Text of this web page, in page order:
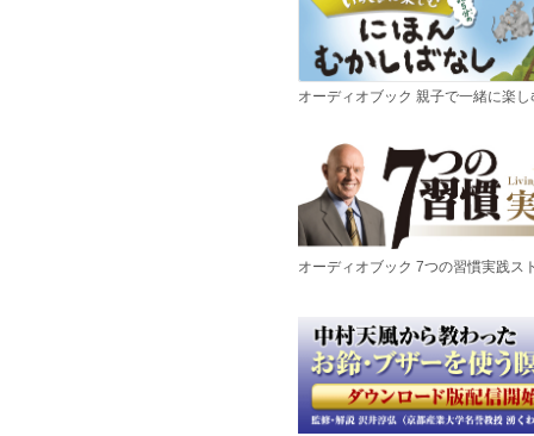
オーディオブック 親子で一緒に楽
オーディオブック 7つの習慣実践ス